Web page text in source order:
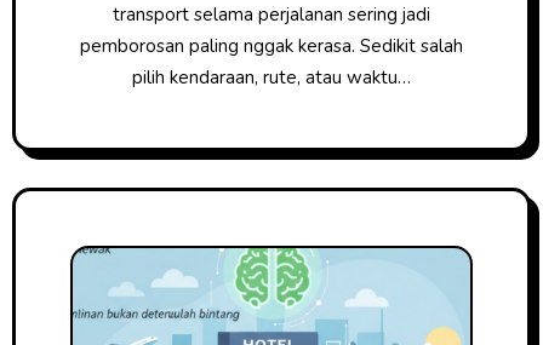
transport selama perjalanan sering jadi
pemborosan paling nggak kerasa. Sedikit salah
pilih kendaraan, rute, atau waktu…